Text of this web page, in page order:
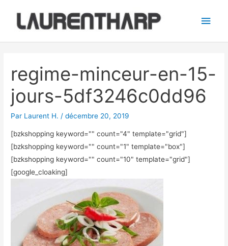
contenu
regime-minceur-en-15-
jours-5df3246c0dd96
Par Laurent H. /décembre 20, 2019
[bzkshopping keyword="" count="4" template="grid"]
[bzkshopping keyword="" count="1" template="box"]
[bzkshopping keyword="" count="10" template="grid"]
[google_cloaking]
articles